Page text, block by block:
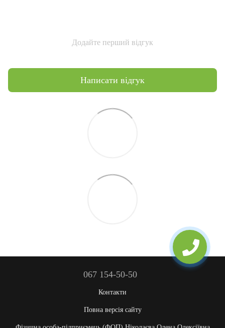
Додайте перший відгук
Написати відгук
067 154-50-50
Контакти
Повна версія сайту